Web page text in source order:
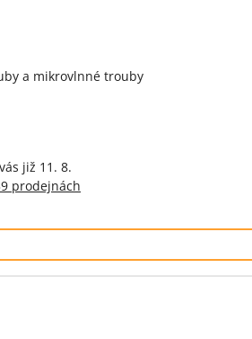
a mikrovlnné trouby
již 11. 8.
prodejnách